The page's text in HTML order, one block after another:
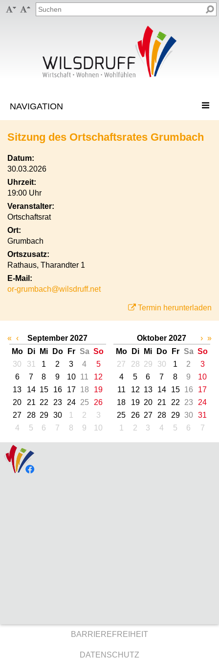
 
Sitzung des Ortschaftsrates Grumbach
Datum:
30.03.2026
Uhrzeit:
19:00 Uhr
Veranstalter:
Ortschaftsrat
Ort:
Grumbach
Ortszusatz:
Rathaus, Tharandter 1
E-Mail:
or-grumbach@wilsdruff.net
Termin herunterladen
« ‹
September 2027
Mo
Di Mi Do Fr Sa So
30
31 1 2 3 4
5
6
7 8 9 10 11
12
13
14 15 16 17 18
19
20
21 22 23 24 25
26
27
28 29 30 1 2
3
4
5 6 7 8 9 10
Oktober 2027
Mo
Di Mi Do Fr Sa So
27
28 29 30 1 2
3
4
5 6 7 8 9
10
11
12 13 14 15 16
17
18
19 20 21 22 23
24
25
26 27 28 29 30
31
1
2 3 4 5 6 7
› »
BARRIEREFREIHEIT
DATENSCHUTZ